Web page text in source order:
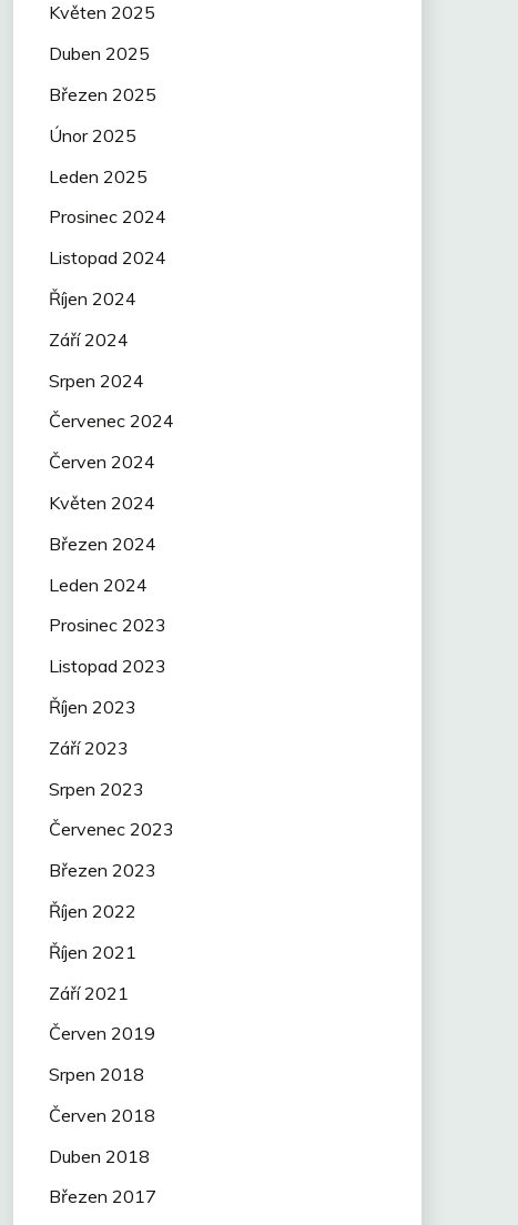
Květen 2025
Duben 2025
Březen 2025
Únor 2025
Leden 2025
Prosinec 2024
Listopad 2024
Říjen 2024
Září 2024
Srpen 2024
Červenec 2024
Červen 2024
Květen 2024
Březen 2024
Leden 2024
Prosinec 2023
Listopad 2023
Říjen 2023
Září 2023
Srpen 2023
Červenec 2023
Březen 2023
Říjen 2022
Říjen 2021
Září 2021
Červen 2019
Srpen 2018
Červen 2018
Duben 2018
Březen 2017